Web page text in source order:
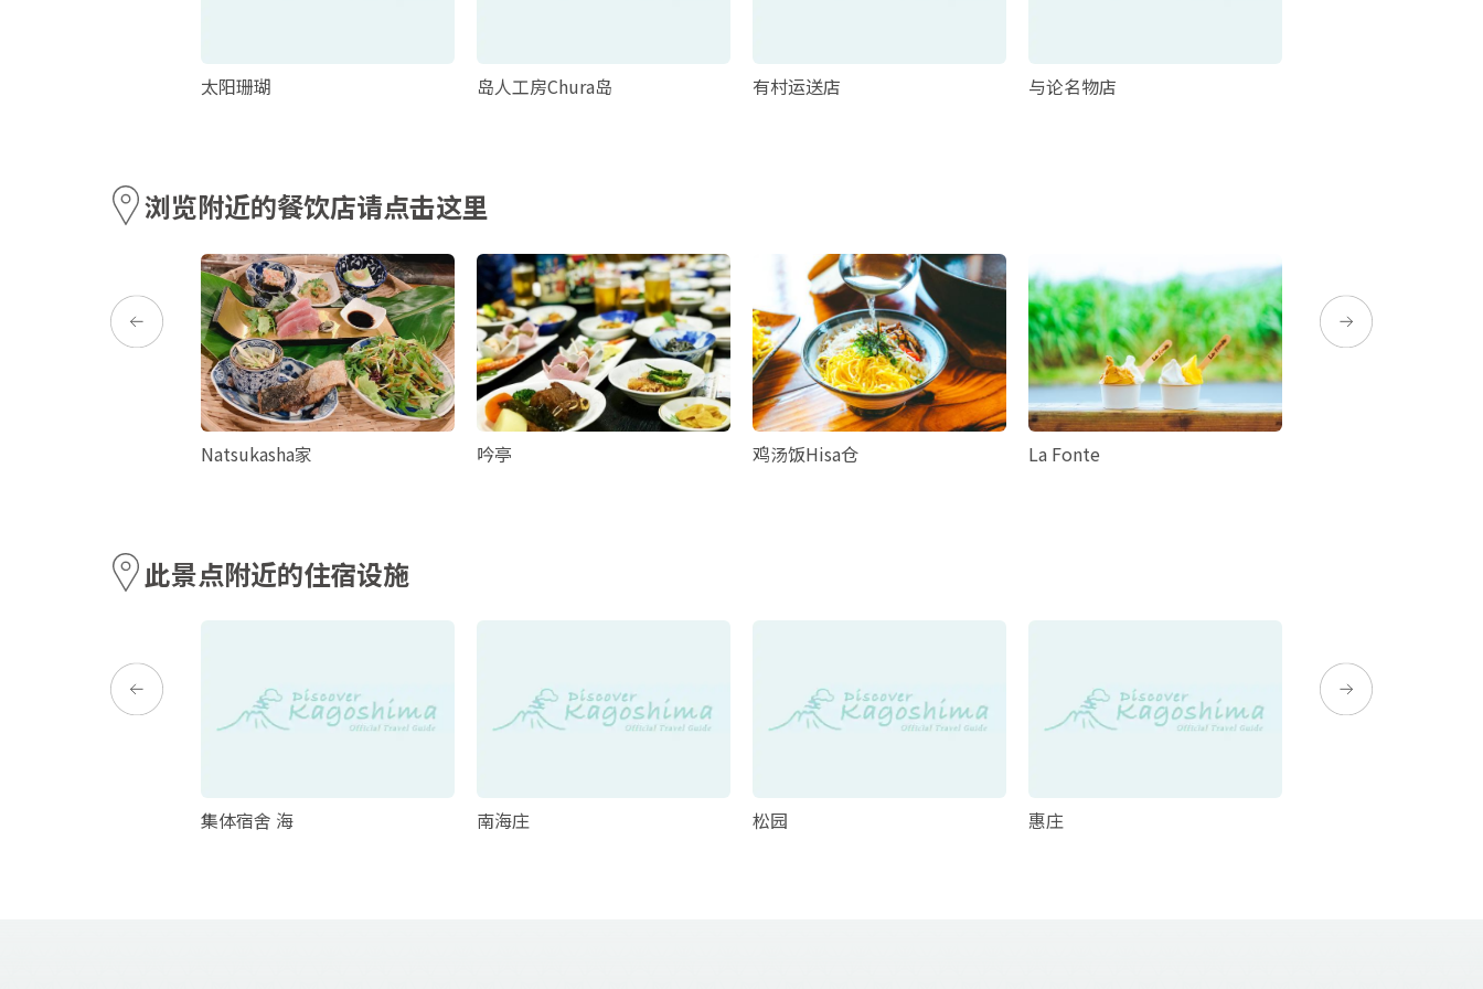
太阳珊瑚 岛人工房Chura岛 有村运送店 与论名物店
浏览附近的餐饮店请点击这里
Natsukasha家 吟亭 鸡汤饭Hisa仓 La Fonte
此景点附近的住宿设施
集体宿舍 海 南海庄 松园 惠庄